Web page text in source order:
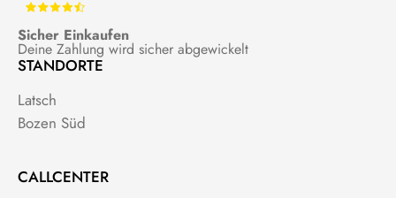
Sicher Einkaufen
Deine Zahlung wird sicher abgewickelt
STANDORTE
Latsch
Bozen Süd
CALLCENTER